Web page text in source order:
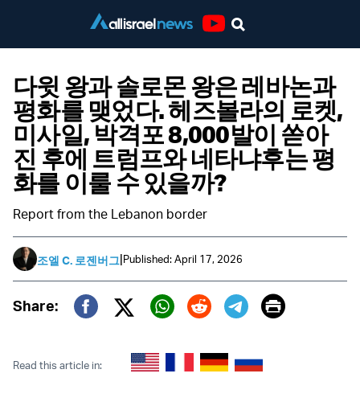
다윗 왕과 솔로몬 왕은 레바논과
평화를 맺었다. 헤즈볼라의 로켓,
미사일, 박격포 8,000발이 쏟아
진 후에 트럼프와 네타냐후는 평
화를 이룰 수 있을까?
Report from the Lebanon border
조엘 C. 로젠버그|Published: April 17, 2026
Share:
Twitter (X)
Print
Read this article in: